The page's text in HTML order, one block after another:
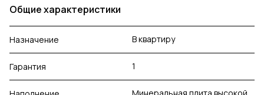
Общие характеристики
Назначение В квартиру
Гарантия 1